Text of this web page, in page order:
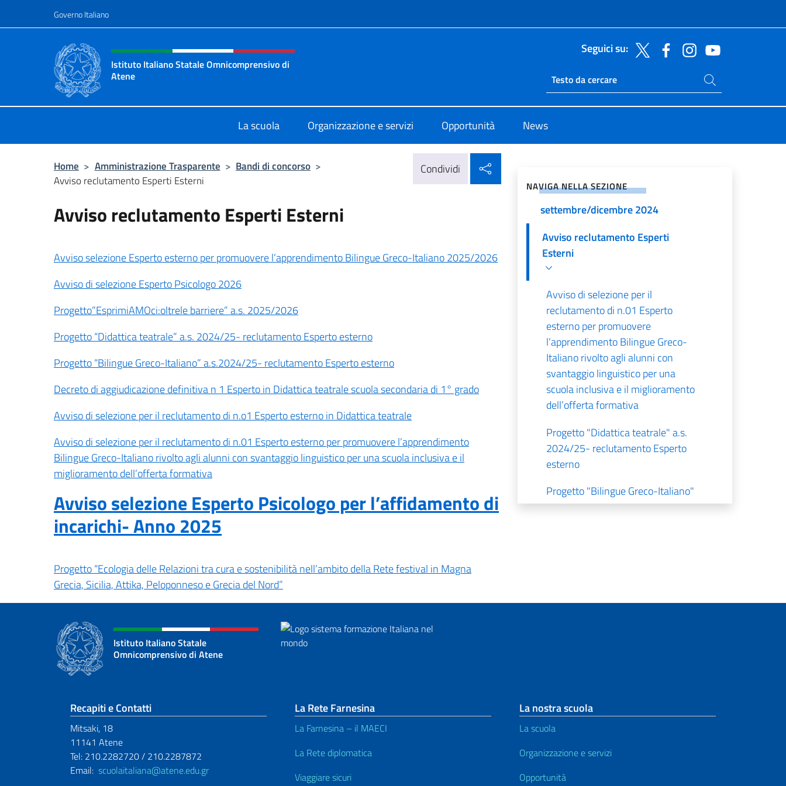
Governo Italiano
Intestazione sito, social e menù
Istituto Italiano Statale Omnicomprensivo di
Atene
Seguici su:
Ricerca sito live
Cerca nel sito
La scuola Organizzazione e servizi Opportunità News
Home > Amministrazione Trasparente > Bandi di concorso >
Avviso reclutamento Esperti Esterni
Condividi
Avviso reclutamento Esperti Esterni
Avviso selezione Esperto esterno per promuovere l’apprendimento Bilingue Greco-Italiano 2025/2026
Avviso di selezione Esperto Psicologo 2026
Progetto”EsprimiAMOci:oltrele barriere” a.s. 2025/2026
Progetto “Didattica teatrale” a.s. 2024/25- reclutamento Esperto esterno
Progetto “Bilingue Greco-Italiano” a.s.2024/25- reclutamento Esperto esterno
Decreto di aggiudicazione definitiva n 1 Esperto in Didattica teatrale scuola secondaria di 1° grado
Avviso di selezione per il reclutamento di n.o1 Esperto esterno in Didattica teatrale
Avviso di selezione per il reclutamento di n.01 Esperto esterno per promuovere l’apprendimento
Bilingue Greco-Italiano rivolto agli alunni con svantaggio linguistico per una scuola inclusiva e il
miglioramento dell’offerta formativa
Avviso selezione Esperto Psicologo per l’affidamento di
incarichi- Anno 2025
Progetto “Ecologia delle Relazioni tra cura e sostenibilità nell’ambito della Rete festival in Magna
Grecia, Sicilia, Attika, Peloponneso e Grecia del Nord”
NAVIGA NELLA SEZIONE
"Ecologia delle Relazioni tra cura
e sostenibilità nell'ambito della
Grecia del Nord"- Periodo
settembre/dicembre 2024
Avviso reclutamento Esperti
Esterni
Avviso di selezione per il
reclutamento di n.01 Esperto
esterno per promuovere
l’apprendimento Bilingue Greco-
Italiano rivolto agli alunni con
svantaggio linguistico per una
scuola inclusiva e il miglioramento
dell’offerta formativa
Progetto "Didattica teatrale" a.s.
2024/25- reclutamento Esperto
esterno
Progetto "Bilingue Greco-Italiano"
a.s. 2024/25- reclutamento
Istituto Italiano Statale
Omnicomprensivo di Atene
Sezione footer
Recapiti e Contatti
Mitsaki, 18
11141 Atene
Tel: 210.2282720 / 210.2287872
Email: scuolaitaliana@atene.edu.gr
La Rete Farnesina
La Farnesina – il MAECI
La Rete diplomatica
Viaggiare sicuri
La nostra scuola
La scuola
Organizzazione e servizi
Opportunità